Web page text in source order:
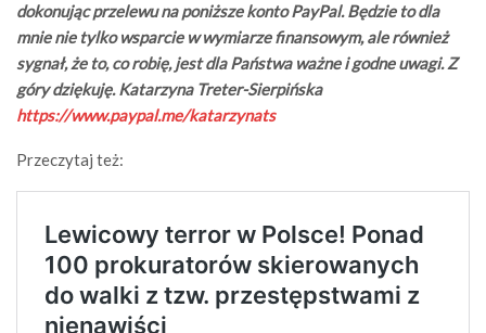
dokonując przelewu na poniższe konto PayPal. Będzie to dla
mnie nie tylko wsparcie w wymiarze finansowym, ale również
sygnał, że to, co robię, jest dla Państwa ważne i godne uwagi. Z
góry dziękuję. Katarzyna Treter-Sierpińska
https://www.paypal.me/katarzynats
Przeczytaj też: